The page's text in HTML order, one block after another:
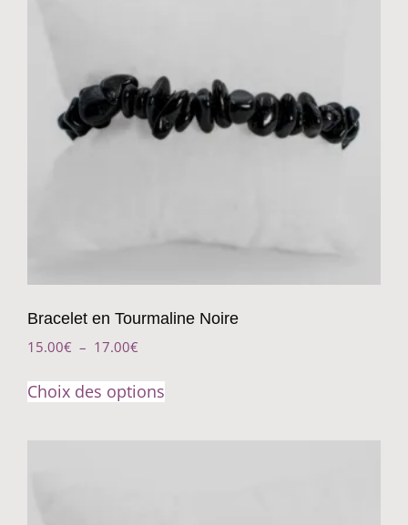
Bracelet en Tourmaline Noire
15.00€ – 17.00€
Choix des options